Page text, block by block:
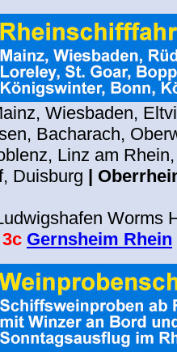
Wiesbaden,
Bacharach,
Linz am
Duisburg |
Worms
3c Gernsheim Rhein